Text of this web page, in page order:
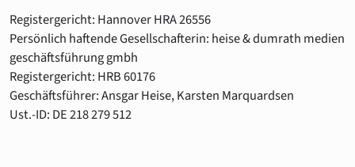
Registergericht: Hannover HRA 26556
Persönlich haftende Gesellschafterin: heise & dumrath medien
geschäftsführung gmbh
Registergericht: HRB 60176
Geschäftsführer: Ansgar Heise, Karsten Marquardsen
Ust.-ID: DE 218 279 512